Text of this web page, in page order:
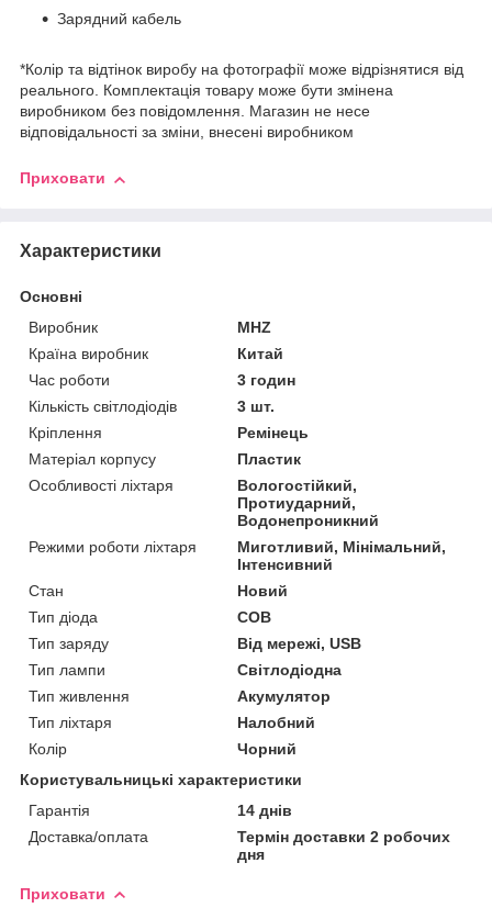
Зарядний кабель
*Колір та відтінок виробу на фотографії може відрізнятися від
реального. Комплектація товару може бути змінена
виробником без повідомлення. Магазин не несе
відповідальності за зміни, внесені виробником
Приховати
Характеристики
Основні
Виробник
MHZ
Країна виробник
Китай
Час роботи
3 годин
Кількість світлодіодів
3 шт.
Кріплення
Ремінець
Матеріал корпусу
Пластик
Особливості ліхтаря
Вологостійкий,
Протиударний,
Водонепроникний
Режими роботи ліхтаря
Миготливий, Мінімальний,
Інтенсивний
Стан
Новий
Тип діода
COB
Тип заряду
Від мережі, USB
Тип лампи
Світлодіодна
Тип живлення
Акумулятор
Тип ліхтаря
Налобний
Колір
Чорний
Користувальницькі характеристики
Гарантія
14 днів
Доставка/оплата
Термін доставки 2 робочих
дня
Приховати